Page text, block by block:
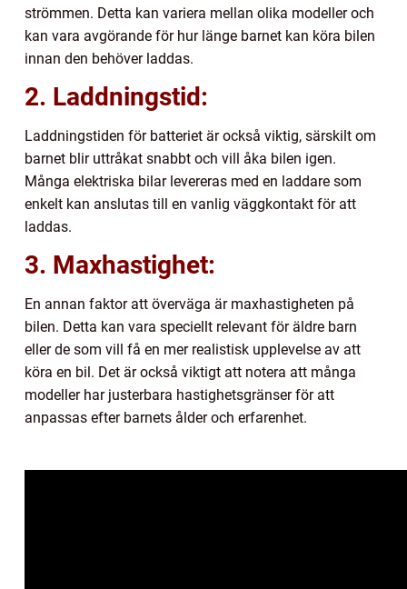
strömmen. Detta kan variera mellan olika modeller och
kan vara avgörande för hur länge barnet kan köra bilen
innan den behöver laddas.
2. Laddningstid:
Laddningstiden för batteriet är också viktig, särskilt om
barnet blir uttråkat snabbt och vill åka bilen igen.
Många elektriska bilar levereras med en laddare som
enkelt kan anslutas till en vanlig väggkontakt för att
laddas.
3. Maxhastighet:
En annan faktor att överväga är maxhastigheten på
bilen. Detta kan vara speciellt relevant för äldre barn
eller de som vill få en mer realistisk upplevelse av att
köra en bil. Det är också viktigt att notera att många
modeller har justerbara hastighetsgränser för att
anpassas efter barnets ålder och erfarenhet.